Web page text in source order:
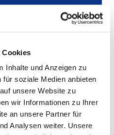
Cookies
Inhalte und Anzeigen zu
soziale Medien anbieten
unsere Website zu
wir Informationen zu Ihrer
an unsere Partner für
Analysen weiter. Unsere